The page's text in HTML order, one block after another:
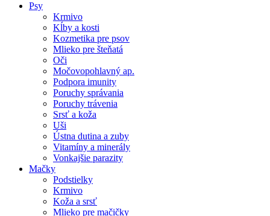
Psy
Krmivo
Kĺby a kosti
Kozmetika pre psov
Mlieko pre šteňatá
Oči
Močovopohlavný ap.
Podpora imunity
Poruchy správania
Poruchy trávenia
Srsť a koža
Uši
Ústna dutina a zuby
Vitamíny a minerály
Vonkajšie parazity
Mačky
Podstielky
Krmivo
Koža a srsť
Mlieko pre mačičky